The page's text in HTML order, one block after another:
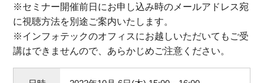
※セミナー開催前日にお申し込み時のメールアドレス宛
に視聴方法を別途ご案内いたします。
※インフォテックのオフィスにお越しいただいてもご受
講はできませんので、あらかじめご注意ください。